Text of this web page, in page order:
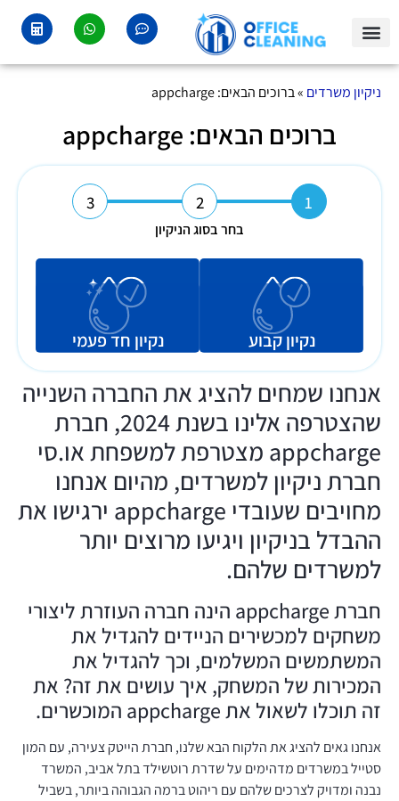
ניקיון משרדים »ברוכים הבאים: appcharge
ברוכים הבאים: appcharge
1
2
3
בחר בסוג הניקיון
נקיון קבוע נקיון חד פעמי
אנחנו שמחים להציג את החברה השנייה
שהצטרפה אלינו בשנת 2024, חברת
appcharge מצטרפת למשפחת או.סי
חברת ניקיון למשרדים, מהיום אנחנו
מחויבים שעובדי appcharge ירגישו את
ההבדל בניקיון ויגיעו מרוצים יותר
למשרדים שלהם.
חברת appcharge הינה חברה העוזרת ליצורי
משחקים למכשירים הניידים להגדיל את
המשתמשים המשלמים, וכך להגדיל את
המכירות של המשחק, איך עושים את זה? את
זה תוכלו לשאול את appcharge המוכשרים.
אנחנו גאים להציג את הלקוח הבא שלנו, חברת הייטק צעירה, עם המון
סטייל במשרדים מדהימים על שדרת רוטשילד בתל אביב, המשרד
נבנה ומדויק לצרכים שלהם עם ריהוט ברמה הגבוהה ביותר, בשביל